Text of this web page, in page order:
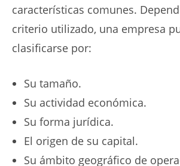
características comunes.
criterio utilizado, una empresa
clasificarse por:
Su tamaño.
Su actividad económica.
Su forma jurídica.
El origen de su capital.
Su ámbito geográfico de